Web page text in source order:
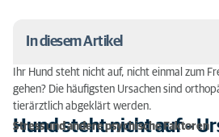
In diesem Artikel
Hund steht nicht auf –
Weitere Ursachen, weshalb Ihr
Ihr Hund steht nicht auf, nicht einmal zum
gehen? Die häufigsten Ursachen sind
tierärztlich abgeklärt werden.
Hund steht nicht auf –
Stress und andere psychische Faktoren